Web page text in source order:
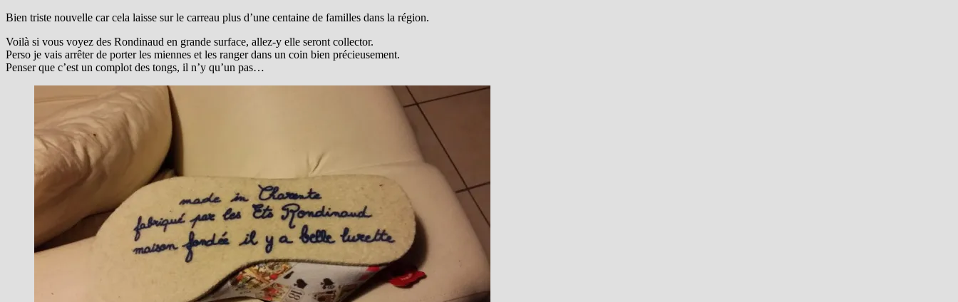
Bien triste nouvelle car cela laisse sur le carreau plus d’une centaine de familles dans la région.
Voilà si vous voyez des Rondinaud en grande surface, allez-y elle seront collector.
Perso je vais arrêter de porter les miennes et les ranger dans un coin bien précieusement.
Penser que c’est un complot des tongs, il n’y qu’un pas…